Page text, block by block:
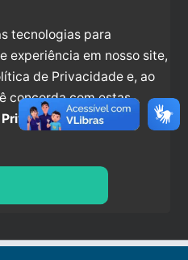
tecnologias para
experiência em nosso site,
de Privacidade e, ao
concorda com estas